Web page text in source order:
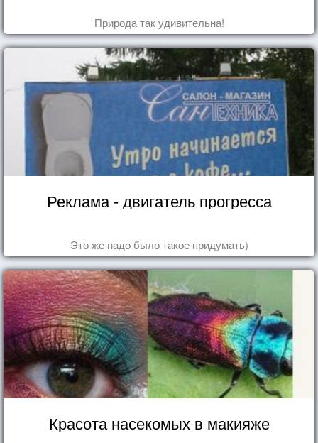
Природа так удивительна!
Реклама - двигатель прогресса
Это же надо было такое придумать)
Красота насекомых в макияже